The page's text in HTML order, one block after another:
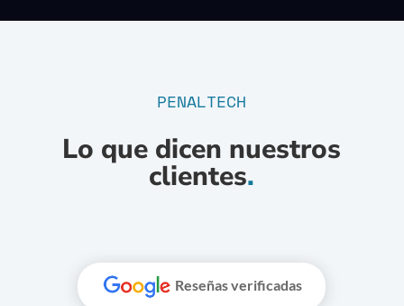
PENALTECH
Lo que dicen nuestros
clientes.
Reseñas verificadas